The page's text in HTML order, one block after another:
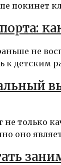
покинет
не
детским
только
оно